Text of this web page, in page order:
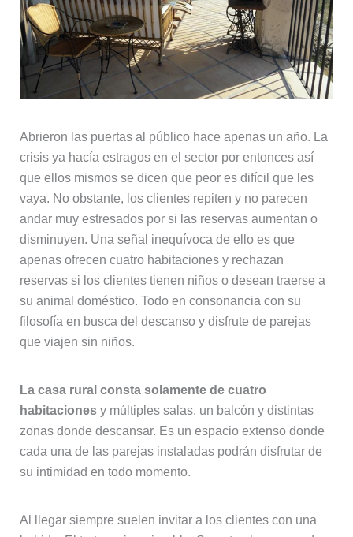
Abrieron las puertas al público hace apenas un año. La
crisis ya hacía estragos en el sector por entonces así
que ellos mismos se dicen que peor es difícil que les
vaya. No obstante, los clientes repiten y no parecen
andar muy estresados por si las reservas aumentan o
disminuyen. Una señal inequívoca de ello es que
apenas ofrecen cuatro habitaciones y rechazan
reservas si los clientes tienen niños o desean traerse a
su animal doméstico. Todo en consonancia con su
filosofía en busca del descanso y disfrute de parejas
que viajen sin niños.
La casa rural consta solamente de cuatro
habitacionesy múltiples salas, un balcón y distintas
zonas donde descansar. Es un espacio extenso donde
cada una de las parejas instaladas podrán disfrutar de
su intimidad en todo momento.
Al llegar siempre suelen invitar a los clientes con una